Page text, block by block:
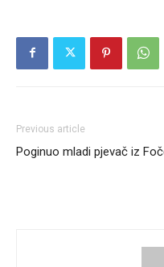
Previous article
Poginuo mladi pjevač iz